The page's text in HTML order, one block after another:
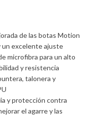
de las botas Motion
un excelente ajuste
microfibra para un alto
y resistencia
talonera y
y protección contra
el agarre y las